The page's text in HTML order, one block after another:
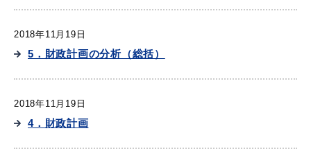
2018年11月19日
5．財政計画の分析（総括）
2018年11月19日
4．財政計画